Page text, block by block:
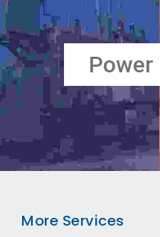
Power
More Services